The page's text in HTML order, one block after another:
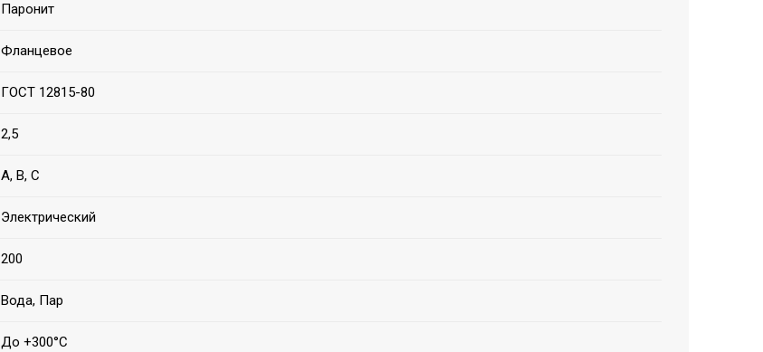
Паронит
Фланцевое
ГОСТ 12815-80
2,5
А, В, С
Электрический
200
Вода, Пар
До +300°С